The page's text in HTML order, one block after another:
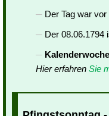
Der Tag war vor
Der 08.06.1794
Kalenderwoche
Hier erfahren Sie